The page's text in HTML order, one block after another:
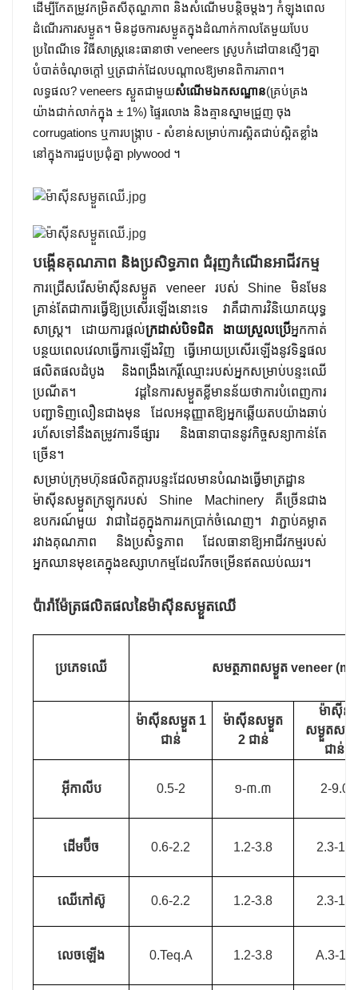
ដើម្បីកែតម្រូវកម្រិតសីតុណ្ហភាព និងសំណើមបន្តិចម្តងៗ កំឡុងពេល
ដំណើរការសម្ងួត។ មិនដូចការសម្ងួតក្នុងដំណាក់កាលតែមួយបែប
ប្រពៃណីទេ វិធីសាស្ត្រនេះធានាថា veneers ស្រូបកំដៅបានស្មើៗគ្នា
បំបាត់ចំណុចក្តៅ ឬត្រជាក់ដែលបណ្តាលឱ្យមានពិការភាព។
លទ្ធផល? veneers ស្ងួតជាមួយសំណើមឯកសណ្ឋាន(គ្រប់គ្រង
យ៉ាងជាក់លាក់ក្នុង ± 1%) ផ្ទៃរលោង និងគ្មានស្នាមជ្រួញ ចុង
corrugations ឬការបង្ក្រាប - សំខាន់សម្រាប់ការស្អិតជាប់ស្អិតខ្លាំង
នៅក្នុងការជួបប្រជុំគ្នា plywood ។
បង្កើនគុណភាព និងប្រសិទ្ធភាព ជំរុញកំណើនអាជីវកម្ម
ការជ្រើសរើសម៉ាស៊ីនសម្ងួត veneer របស់ Shine មិនមែន
គ្រាន់តែជាការធ្វើឱ្យប្រសើរឡើងនោះទេ វាគឺជាការវិនិយោគយុទ្ធ
សាស្ត្រ។ ដោយការផ្តល់ក្រដាស់បិទជិត ងាយស្រួលប្រើអ្នកកាត់
បន្ថយពេលវេលាធ្វើការឡើងវិញ ធ្វើអោយប្រសើរឡើងនូវទិន្នផល
ផលិតផលដំបូង និងពង្រឹងកេរ្តិ៍ឈ្មោះរបស់អ្នកសម្រាប់បន្ទះឈើ
ប្រណីត។ វដ្តនៃការសម្ងួតខ្លីមានន័យថាការបំពេញការ
បញ្ជាទិញលឿនជាងមុន ដែលអនុញ្ញាតឱ្យអ្នកឆ្លើយតបយ៉ាងឆាប់
រហ័សទៅនឹងតម្រូវការទីផ្សារ និងធានាបាននូវកិច្ចសន្យាកាន់តែ
ច្រើន។
សម្រាប់ក្រុមហ៊ុនផលិតក្តារបន្ទះដែលមានបំណងធ្វើមាត្រដ្ឋាន
ម៉ាស៊ីនសម្ងួតក្រឡុករបស់ Shine Machinery គឺច្រើនជាង
ឧបករណ៍មួយ វាជាដៃគូក្នុងការរកប្រាក់ចំណេញ។ វាភ្ជាប់គម្លាត
រវាងគុណភាព និងប្រសិទ្ធភាព ដែលធានាឱ្យអាជីវកម្មរបស់
អ្នកឈានមុខគេក្នុងឧស្សាហកម្មដែលរីកចម្រើនឥតឈប់ឈរ។
ប៉ារ៉ាម៉ែត្រផលិតផលនៃម៉ាស៊ីនសម្ងួតឈើ
ប្រភេទឈើ សមត្ថភាពសម្ងួត veneer
ម៉ាស៊ីនសម្ងួត 1
ជាន់
ម៉ាស៊ីនសម្ងួត
2 ជាន់
ម៉ាស៊ីន
សម្ងួតសក់
ជាន់
អ៊ីកាលីប 0.5-2 ១-៣.៣ 2-9.0
ដើមប៊ីច 0.6-2.2 1.2-3.8 2.3-10
ឈើកៅស៊ូ 0.6-2.2 1.2-3.8 2.3-10
លេចឡើង 0.Teq.A 1.2-3.8 A.3-10